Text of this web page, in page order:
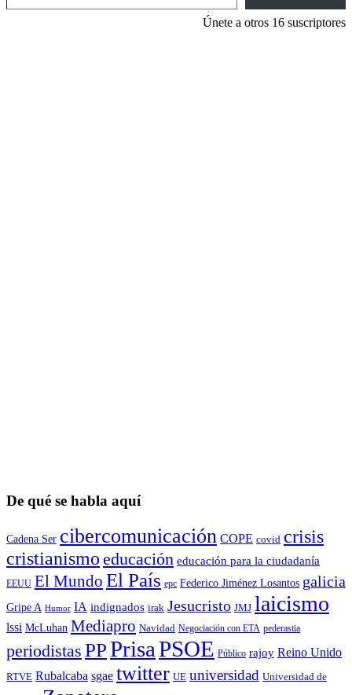
Únete a otros 16 suscriptores
De qué se habla aquí
Cadena Ser cibercomunicación COPE covid crisis
cristianismo educación educación para la ciudadaní­a
EEUU El Mundo El País epc Federico Jiménez Losantos galicia
Gripe A Humor IA indignados irak Jesucristo JMJ laicismo
lssi McLuhan Mediapro Navidad Negociación con ETA pederastia
periodistas PPPrisaPSOE Público rajoy Reino Unido
RTVE Rubalcaba sgae twitter UE universidad Universidad de